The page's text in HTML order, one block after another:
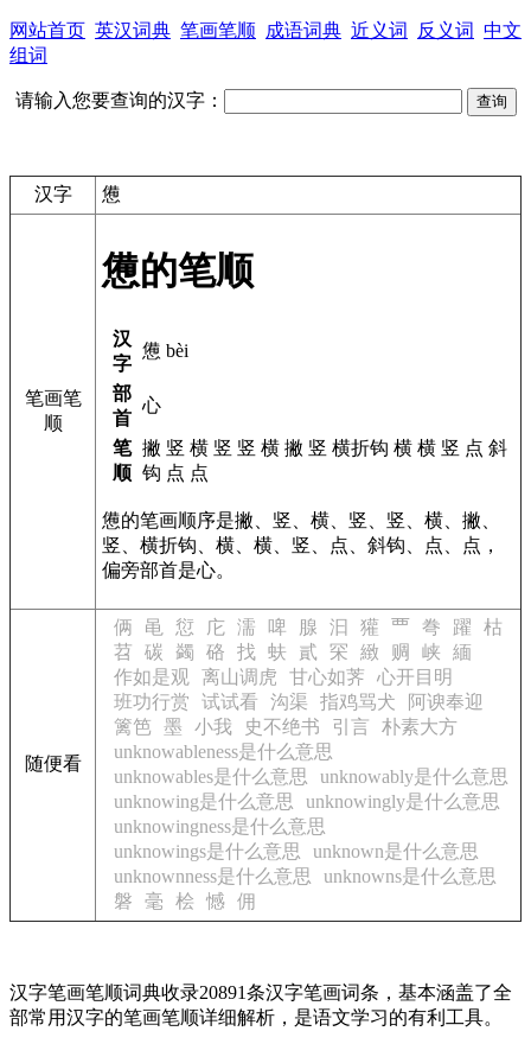
网站首页 英汉词典 笔画笔顺 成语词典 近义词 反义词 中文
组词
请输入您要查询的汉字：
汉字 憊
笔画笔
顺
憊的笔顺
汉
字
憊 bèi
部
首
心
笔
顺
撇 竖 横 竖 竖 横 撇 竖 横折钩 横 横 竖 点 斜
钩 点 点
憊的笔画顺序是撇、竖、横、竖、竖、横、撇、
竖、横折钩、横、横、竖、点、斜钩、点、点，
偏旁部首是心。
随便看
俩 黾 愆 庀 濡 啤 腺 汩 獾 覀 弮 躍
枯
苕
碳 蠲 硌 找 蚨 貳 罙 緻 赒 峡
緬
作如是观
离山调虎 甘心如荠
心开目明
班功行赏
试试看 沟渠 指鸡骂犬
阿谀奉迎
篱笆
墨 小我 史不绝书 引言
朴素大方
unknowableness是什么意思
unknowables是什么意思
unknowably是什么意思
unknowing是什么意思
unknowingly是什么意思
unknowingness是什么意思
unknowings是什么意思
unknown是什么意思
unknownness是什么意思
unknowns是什么意思
磐
毫 桧 憾 佣
汉字笔画笔顺词典收录20891条汉字笔画词条，基本涵盖了全
部常用汉字的笔画笔顺详细解析，是语文学习的有利工具。